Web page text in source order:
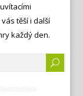
těší i další
každý den.